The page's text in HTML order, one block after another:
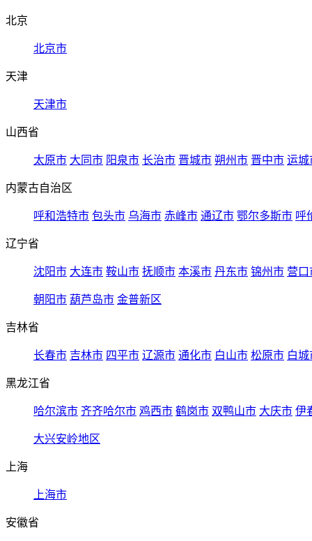
北京
北京市
天津
天津市
山西省
太原市 大同市 阳泉市 长治市 晋城市 朔州市 晋中市 运城
内蒙古自治区
呼和浩特市 包头市 乌海市 赤峰市 通辽市 鄂尔多斯市 呼
辽宁省
沈阳市 大连市 鞍山市 抚顺市 本溪市 丹东市 锦州市 营口
朝阳市 葫芦岛市 金普新区
吉林省
长春市 吉林市 四平市 辽源市 通化市 白山市 松原市 白城
黑龙江省
哈尔滨市 齐齐哈尔市 鸡西市 鹤岗市 双鸭山市 大庆市 伊
大兴安岭地区
上海
上海市
安徽省